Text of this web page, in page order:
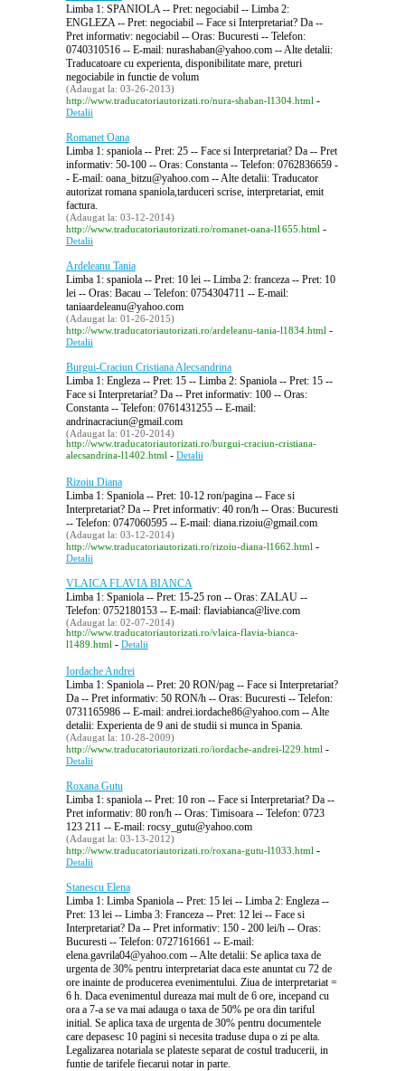
Limba 1: SPANIOLA -- Pret: negociabil -- Limba 2:
ENGLEZA -- Pret: negociabil -- Face si Interpretariat? Da --
Pret informativ: negociabil -- Oras: Bucuresti -- Telefon:
0740310516 -- E-mail: nurashaban@yahoo.com -- Alte detalii:
Traducatoare cu experienta, disponibilitate mare, preturi
negociabile in functie de volum
(Adaugat la: 03-26-2013)
http://www.traducatoriautorizati.ro/nura-shaban-l1304.html-
Detalii
Romanet Oana
Limba 1: spaniola -- Pret: 25 -- Face si Interpretariat? Da -- Pret
informativ: 50-100 -- Oras: Constanta -- Telefon: 0762836659 -
- E-mail: oana_bitzu@yahoo.com -- Alte detalii: Traducator
autorizat romana spaniola,tarduceri scrise, interpretariat, emit
factura.
(Adaugat la: 03-12-2014)
http://www.traducatoriautorizati.ro/romanet-oana-l1655.html-
Detalii
Ardeleanu Tania
Limba 1: spaniola -- Pret: 10 lei -- Limba 2: franceza -- Pret: 10
lei -- Oras: Bacau -- Telefon: 0754304711 -- E-mail:
taniaardeleanu@yahoo.com
(Adaugat la: 01-26-2015)
http://www.traducatoriautorizati.ro/ardeleanu-tania-l1834.html-
Detalii
Burgui-Craciun Cristiana Alecsandrina
Limba 1: Engleza -- Pret: 15 -- Limba 2: Spaniola -- Pret: 15 --
Face si Interpretariat? Da -- Pret informativ: 100 -- Oras:
Constanta -- Telefon: 0761431255 -- E-mail:
andrinacraciun@gmail.com
(Adaugat la: 01-20-2014)
http://www.traducatoriautorizati.ro/burgui-craciun-cristiana-
alecsandrina-l1402.html- Detalii
Rizoiu Diana
Limba 1: Spaniola -- Pret: 10-12 ron/pagina -- Face si
Interpretariat? Da -- Pret informativ: 40 ron/h -- Oras: Bucuresti
-- Telefon: 0747060595 -- E-mail: diana.rizoiu@gmail.com
(Adaugat la: 03-12-2014)
http://www.traducatoriautorizati.ro/rizoiu-diana-l1662.html-
Detalii
VLAICA FLAVIA BIANCA
Limba 1: Spaniola -- Pret: 15-25 ron -- Oras: ZALAU --
Telefon: 0752180153 -- E-mail: flaviabianca@live.com
(Adaugat la: 02-07-2014)
http://www.traducatoriautorizati.ro/vlaica-flavia-bianca-
l1489.html- Detalii
Iordache Andrei
Limba 1: Spaniola -- Pret: 20 RON/pag -- Face si Interpretariat?
Da -- Pret informativ: 50 RON/h -- Oras: Bucuresti -- Telefon:
0731165986 -- E-mail: andrei.iordache86@yahoo.com -- Alte
detalii: Experienta de 9 ani de studii si munca in Spania.
(Adaugat la: 10-28-2009)
http://www.traducatoriautorizati.ro/iordache-andrei-l229.html-
Detalii
Roxana Gutu
Limba 1: spaniola -- Pret: 10 ron -- Face si Interpretariat? Da --
Pret informativ: 80 ron/h -- Oras: Timisoara -- Telefon: 0723
123 211 -- E-mail: rocsy_gutu@yahoo.com
(Adaugat la: 03-13-2012)
http://www.traducatoriautorizati.ro/roxana-gutu-l1033.html-
Detalii
Stanescu Elena
Limba 1: Limba Spaniola -- Pret: 15 lei -- Limba 2: Engleza --
Pret: 13 lei -- Limba 3: Franceza -- Pret: 12 lei -- Face si
Interpretariat? Da -- Pret informativ: 150 - 200 lei/h -- Oras:
Bucuresti -- Telefon: 0727161661 -- E-mail:
elena.gavrila04@yahoo.com -- Alte detalii: Se aplica taxa de
urgenta de 30% pentru interpretariat daca este anuntat cu 72 de
ore inainte de producerea evenimentului. Ziua de interpretariat =
6 h. Daca evenimentul dureaza mai mult de 6 ore, incepand cu
ora a 7-a se va mai adauga o taxa de 50% pe ora din tariful
initial. Se aplica taxa de urgenta de 30% pentru documentele
care depasesc 10 pagini si necesita traduse dupa o zi pe alta.
Legalizarea notariala se plateste separat de costul traducerii, in
funtie de tarifele fiecarui notar in parte.